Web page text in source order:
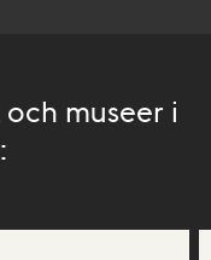
museer i